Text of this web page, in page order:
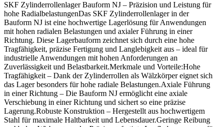
SKF Zylinderrollenlager Bauform NJ – Präzision und Leistung für
hohe RadialbelastungenDas SKF Zylinderrollenlager in der
Bauform NJ ist eine hochwertige Lagerlösung für Anwendungen
mit hohen radialen Belastungen und axialer Führung in einer
Richtung. Diese Lagerbauform zeichnet sich durch eine hohe
Tragfähigkeit, präzise Fertigung und Langlebigkeit aus – ideal für
industrielle Anwendungen mit hohen Anforderungen an
Zuverlässigkeit und Belastbarkeit.Merkmale und Vorteile:Hohe
Tragfähigkeit – Dank der Zylinderrollen als Wälzkörper eignet sich
das Lager besonders für hohe radiale Belastungen.Axiale Führung
in einer Richtung – Die Bauform NJ ermöglicht eine axiale
Verschiebung in einer Richtung und sichert so eine präzise
Lagerung.Robuste Konstruktion – Hergestellt aus hochwertigem
Stahl für maximale Haltbarkeit und Lebensdauer.Geringe Reibung